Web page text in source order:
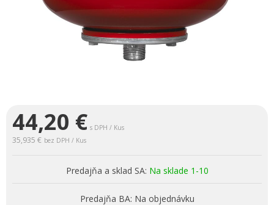
44,20 € s DPH / Kus
35,935 € bez DPH / Kus
Predajňa a sklad SA: Na sklade 1-10
Predajňa BA: Na objednávku